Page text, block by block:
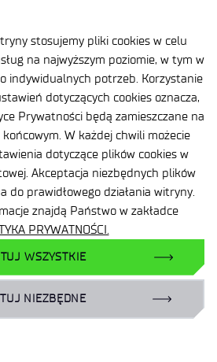
stosujemy pliki cookies w celu
na najwyższym poziomie, w tym w
indywidualnych potrzeb. Korzystanie
dotyczących cookies oznacza,
Prywatności będą zamieszczane na
W każdej chwili możecie
dotyczące plików cookies w
Akceptacja niezbędnych plików
do prawidłowego działania witryny.
znajdą Państwo w zakładce
PRYWATNOŚCI.
WSZYSTKIE
NIEZBĘDNE
DO LISTY WYNIKÓW
NABORÓW